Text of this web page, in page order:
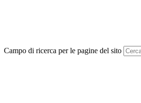
Campo di ricerca per le pagine del sito